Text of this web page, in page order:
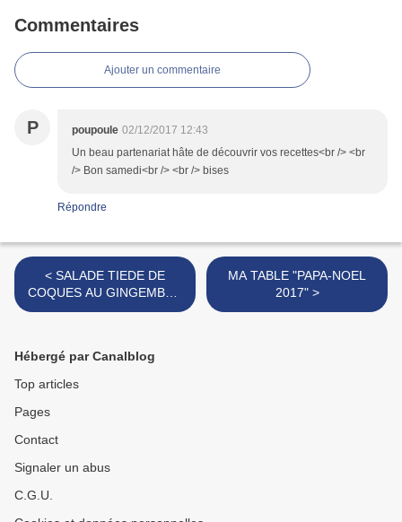
Commentaires
Ajouter un commentaire
P poupoule 02/12/2017 12:43
Un beau partenariat hâte de découvrir vos recettes<br /> <br
/> Bon samedi<br /> <br /> bises
Répondre
< SALADE TIEDE DE
COQUES AU GINGEMBRE
FRAIS
MA TABLE "PAPA-NOEL
2017" >
Hébergé par Canalblog
Top articles
Pages
Contact
Signaler un abus
C.G.U.